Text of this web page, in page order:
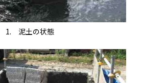
1. 泥土の状態